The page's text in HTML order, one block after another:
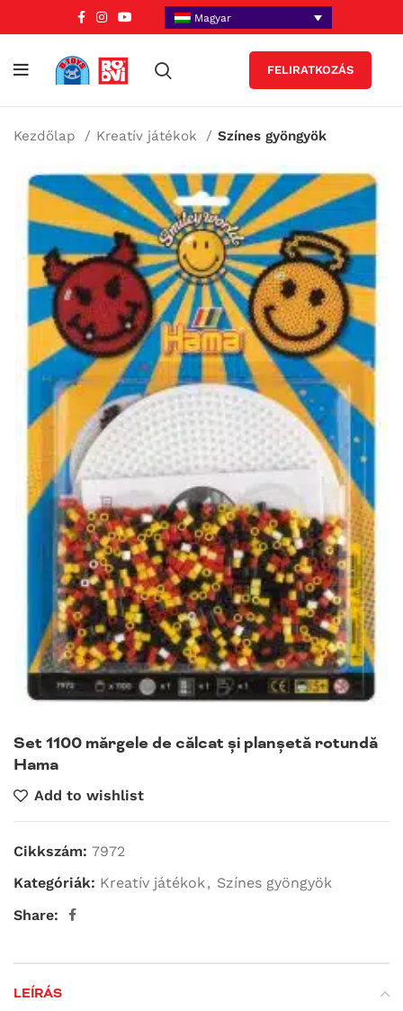
Magyar
FELIRATKOZÁS
Kezdőlap Kreatív játékok Színes gyöngyök
Set 1100 mărgele de călcat și planșetă rotundă
Hama
Add to wishlist
Cikkszám: 7972
Kategóriák: Kreatív játékok, Színes gyöngyök
Share:
LEÍRÁS